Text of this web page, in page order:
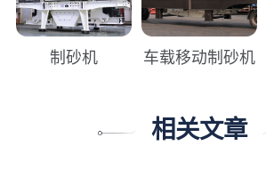
制砂机 车载移动制砂机
相关文章